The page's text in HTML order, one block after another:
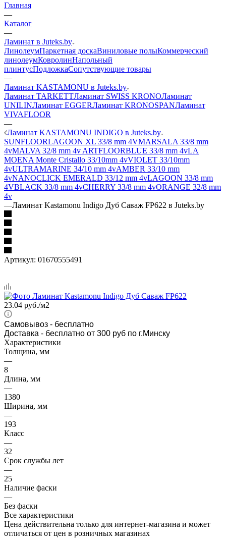
Главная
—
Каталог
—
Ламинат в Juteks.by
ЛинолеумПаркетная доскаВиниловые полыКоммерческий
линолеумКовролинНапольный
плинтусПодложкаСопутствующие товары
—
Ламинат KASTAMONU в Juteks.by
Ламинат TARKETTЛаминат SWISS KRONOЛаминат
UNILINЛаминат EGGERЛаминат KRONOSPANЛаминат
VIVAFLOOR
—
Ламинат KASTAMONU INDIGO в Juteks.by
SUNFLOORLAGOON XL 33/8 mm 4VMARSALA 33/8 mm
4vMALVA 32/8 mm 4v ARTFLOORBLUE 33/8 mm 4vLA
MOENA Monte Cristallo 33/10mm 4vVIOLET 33/10mm
4vULTRAMARINE 34/10 mm 4vAMBER 33/10 mm
4vNANOCLICK EMERALD 33/12 mm 4vLAGOON 33/8 mm
4VBLACK 33/8 mm 4vCHERRY 33/8 mm 4vORANGE 32/8 mm
4v
—Ламинат Kastamonu Indigo Дуб Саваж FP622 в Juteks.by
Артикул: 01670555491
23.04 руб./м2
Самовывоз - бесплатно
Доставка - бесплатно от 300 руб по г.Минску
Характеристики
Толщина, мм
—
8
Длина, мм
—
1380
Ширина, мм
—
193
Класс
—
32
Срок службы лет
—
25
Наличие фаски
—
Без фаски
Все характеристики
Цена действительна только для интернет-магазина и может
отличаться от цен в розничных магазинах